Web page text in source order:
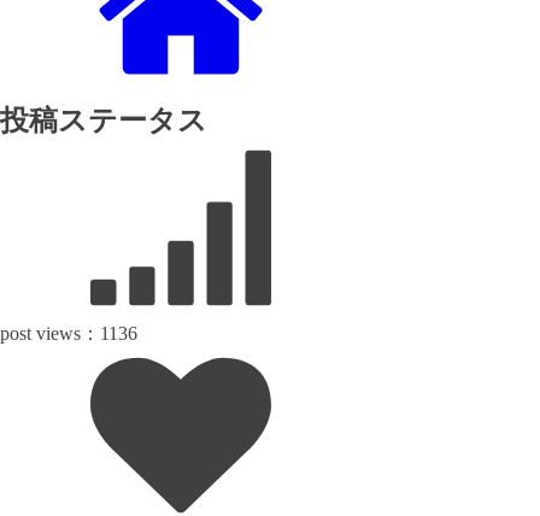
投稿ステータス
post views： 1136